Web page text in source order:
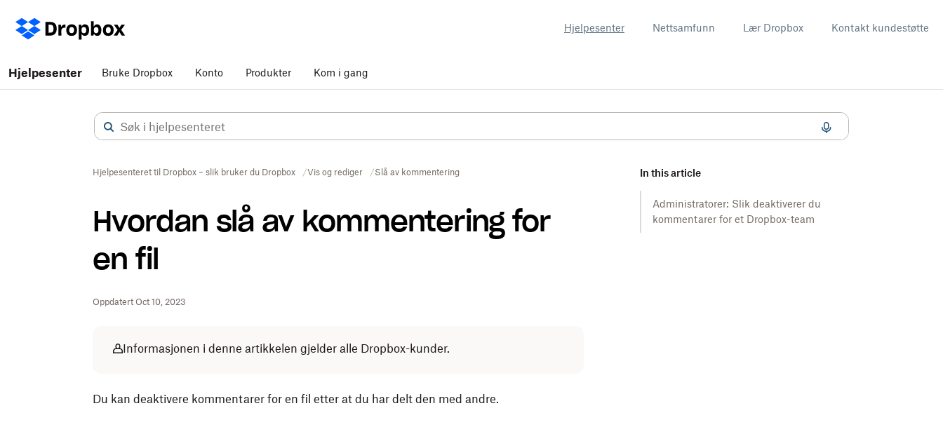
Hjelpesenter Nettsamfunn Lær Dropbox Kontakt kundestøtte
Hjelpesenter Bruke Dropbox Konto Produkter Kom i gang
Hjelpesenteret til Dropbox – slik bruker du Dropbox Vis og rediger Slå av kommentering
Hvordan slå av kommentering for
en fil
Oppdatert Oct 10, 2023
In this article
Administratorer: Slik deaktiverer du
kommentarer for et Dropbox-team
Informasjonen i denne artikkelen gjelder alle Dropbox-kunder.
Du kan deaktivere kommentarer for en fil etter at du har delt den med andre.